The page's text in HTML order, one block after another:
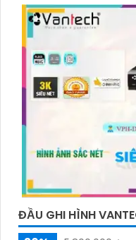
ĐẦU GHI HÌNH